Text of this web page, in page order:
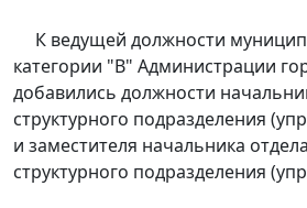
К ведущей должности
категории "В" Администрации
добавились должности
структурного подразделения
и заместителя начальника
структурного подразделения